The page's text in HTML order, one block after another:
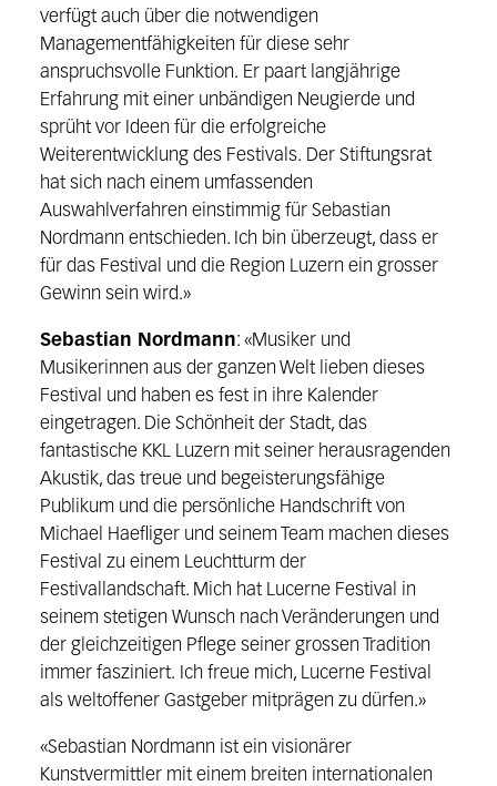
verfügt auch über die notwendigen
Managementfähigkeiten für diese sehr
anspruchsvolle Funktion. Er paart langjährige
Erfahrung mit einer unbändigen Neugierde und
sprüht vor Ideen für die erfolgreiche
Weiterentwicklung des Festivals. Der Stiftungsrat
hat sich nach einem umfassenden
Auswahlverfahren einstimmig für Sebastian
Nordmann entschieden. Ich bin überzeugt, dass er
für das Festival und die Region Luzern ein grosser
Gewinn sein wird.»
Sebastian Nordmann: «Musiker und
Musikerinnen aus der ganzen Welt lieben dieses
Festival und haben es fest in ihre Kalender
eingetragen. Die Schönheit der Stadt, das
fantastische KKL Luzern mit seiner herausragenden
Akustik, das treue und begeisterungsfähige
Publikum und die persönliche Handschrift von
Michael Haefliger und seinem Team machen dieses
Festival zu einem Leuchtturm der
Festivallandschaft. Mich hat Lucerne Festival in
seinem stetigen Wunsch nach Veränderungen und
der gleichzeitigen Pflege seiner grossen Tradition
immer fasziniert. Ich freue mich, Lucerne Festival
als weltoffener Gastgeber mitprägen zu dürfen.»
«Sebastian Nordmann ist ein visionärer
Kunstvermittler mit einem breiten internationalen